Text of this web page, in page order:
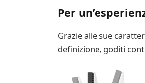
Per
Grazie alle sue
definizione, goditi